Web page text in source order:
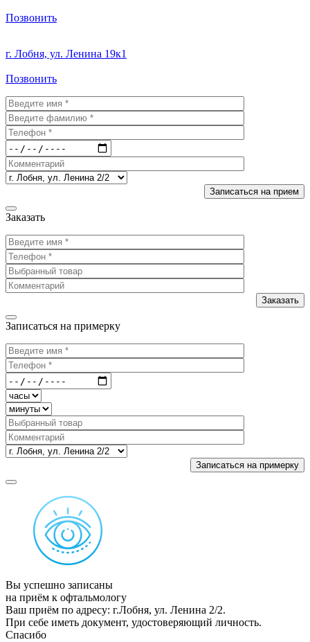
Позвонить
г. Лобня, ул. Ленина 19к1
Позвонить
Заказать
Записаться на примерку
Вы успешно записаны
на приём к офтальмологу
Ваш приём по адресу: г.Лобня, ул. Ленина 2/2.
При себе иметь документ, удостоверяющий личность.
Спасибо